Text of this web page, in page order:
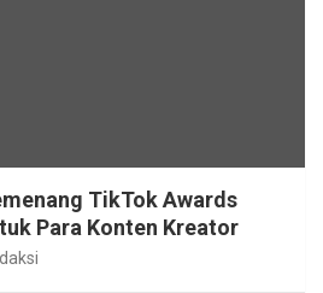
TikTok Awards
Para Konten Kreator